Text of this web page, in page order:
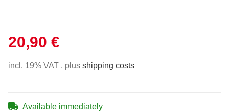
20,90 €
incl. 19% VAT , plus shipping costs
Available immediately